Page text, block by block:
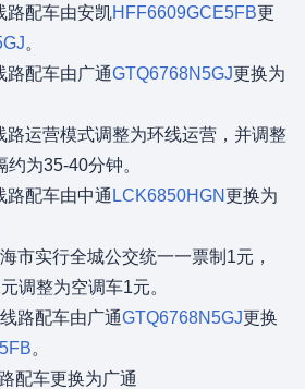
路配车由安凯HFF6609GCE5FB更
。
路配车由广通GTQ6768N5GJ更换为
路运营模式调整为环线运营，并调整
为35-40分钟。
路配车由中通 LCK6850HGN更换为
市实行全城公交统一一票制1元，
调整为空调车1元。
路配车由广通GTQ6768N5GJ更换
。
配车更换为广通